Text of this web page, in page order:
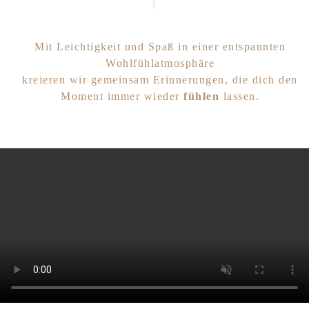
Mit Leichtigkeit und Spaß in einer entspannten
Wohlfühlatmosphäre
kreieren wir gemeinsam Erinnerungen, die dich den
Moment immer wieder fühlen lassen.